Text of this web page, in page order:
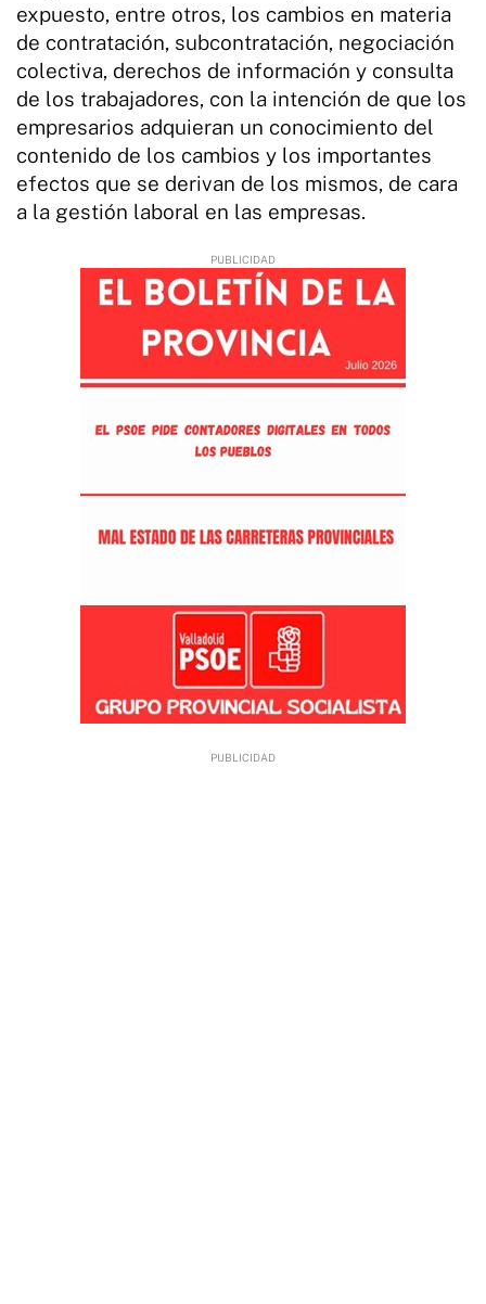
expuesto, entre otros, los cambios en materia
de contratación, subcontratación, negociación
colectiva, derechos de información y consulta
de los trabajadores, con la intención de que los
empresarios adquieran un conocimiento del
contenido de los cambios y los importantes
efectos que se derivan de los mismos, de cara
a la gestión laboral en las empresas.